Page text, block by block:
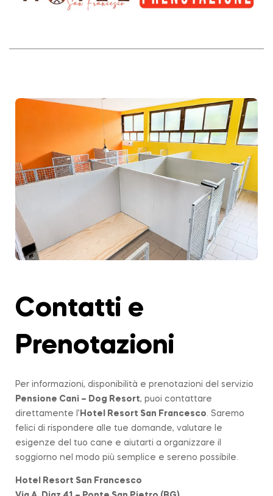
Contatti e
Prenotazioni
Per informazioni, disponibilità e prenotazioni del servizio
Pensione Cani – Dog Resort, puoi contattare
direttamente l’ Hotel Resort San Francesco . Saremo
felici di rispondere alle tue domande, valutare le
esigenze del tuo cane e aiutarti a organizzare il
soggiorno nel modo più semplice e sereno possibile.
Hotel Resort San Francesco